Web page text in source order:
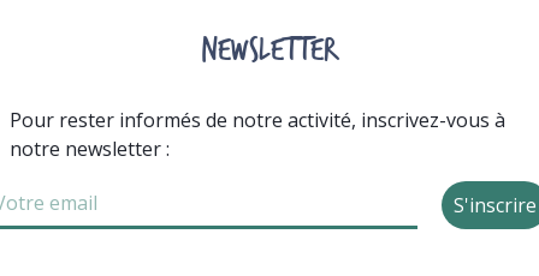
NEWSLETTER
Pour rester informés de notre activité, inscrivez-vous à
notre newsletter :
S'inscrire